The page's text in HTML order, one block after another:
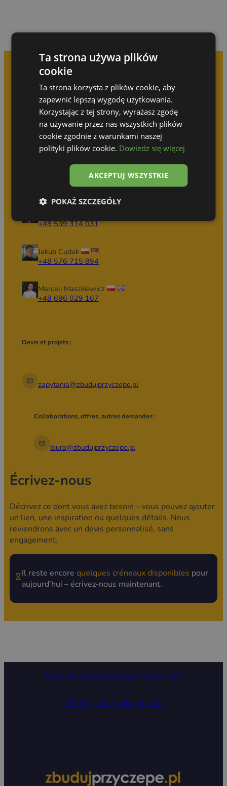
Prenez rendez-vous pour
une consultation gratuite
N’attendez pas que quelqu’un d’autre réalise
votre idée !
+48 690 512 414
+48 539 314 031
Jakub Cudak
+48 576 715 894
Marceli Maszkiewicz
+48 696 029 167
Devis et projets :
zapytania@zbudujprzyczepe.pl
Collaborations, offres, autres demandes :
biuro@zbudujprzyczepe.pl
Écrivez-nous
Décrivez ce dont vous avez besoin – vous pouvez ajouter
un lien, une inspiration ou quelques détails. Nous
reviendrons avec un devis personnalisé, sans
engagement.
Il reste encorequelques créneaux disponibles pour
aujourd’hui – écrivez-nous maintenant.
Devenez notre partenaireFAQService
Politique de confidentialité
Ta strona używa plików
cookie
Ta strona korzysta z plików cookie, aby
zapewnić lepszą wygodę użytkowania.
Korzystając z tej strony, wyrażasz zgodę
na używanie przez nas wszystkich plików
cookie zgodnie z warunkami naszej
polityki plików cookie. Dowiedz się więcej
AKCEPTUJ WSZYSTKIE
POKAŻ SZCZEGÓŁY